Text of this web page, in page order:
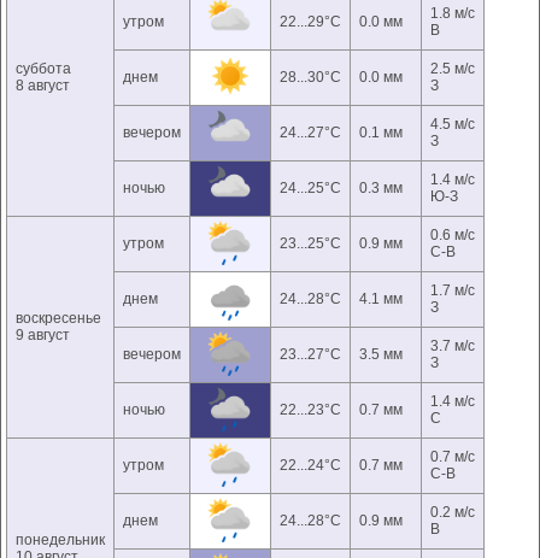
суббота
8 август
утром 22...29°C 0.0 мм
1.8 м/с
В
днем 28...30°C 0.0 мм
2.5 м/с
З
вечером 24...27°C 0.1 мм
4.5 м/с
З
ночью 24...25°C 0.3 мм
1.4 м/с
Ю-З
воскресенье
9 август
утром 23...25°C 0.9 мм
0.6 м/с
С-В
днем 24...28°C 4.1 мм
1.7 м/с
З
вечером 23...27°C 3.5 мм
3.7 м/с
З
ночью 22...23°C 0.7 мм
1.4 м/с
С
понедельник
утром 22...24°C 0.7 мм
0.7 м/с
С-В
днем 24...28°C 0.9 мм
0.2 м/с
В